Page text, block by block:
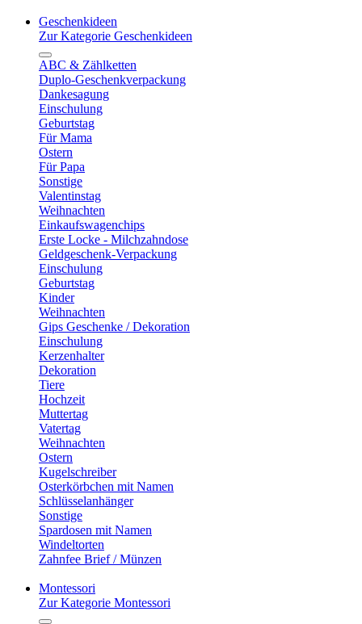
Geschenkideen
Zur Kategorie Geschenkideen
ABC & Zählketten
Duplo-Geschenkverpackung
Dankesagung
Einschulung
Geburtstag
Für Mama
Ostern
Für Papa
Sonstige
Valentinstag
Weihnachten
Einkaufswagenchips
Erste Locke - Milchzahndose
Geldgeschenk-Verpackung
Einschulung
Geburtstag
Kinder
Weihnachten
Gips Geschenke / Dekoration
Einschulung
Kerzenhalter
Dekoration
Tiere
Hochzeit
Muttertag
Vatertag
Weihnachten
Ostern
Kugelschreiber
Osterkörbchen mit Namen
Schlüsselanhänger
Sonstige
Spardosen mit Namen
Windeltorten
Zahnfee Brief / Münzen
Montessori
Zur Kategorie Montessori